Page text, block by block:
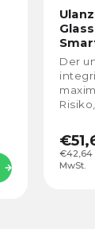
€42,64
MwSt.
Der